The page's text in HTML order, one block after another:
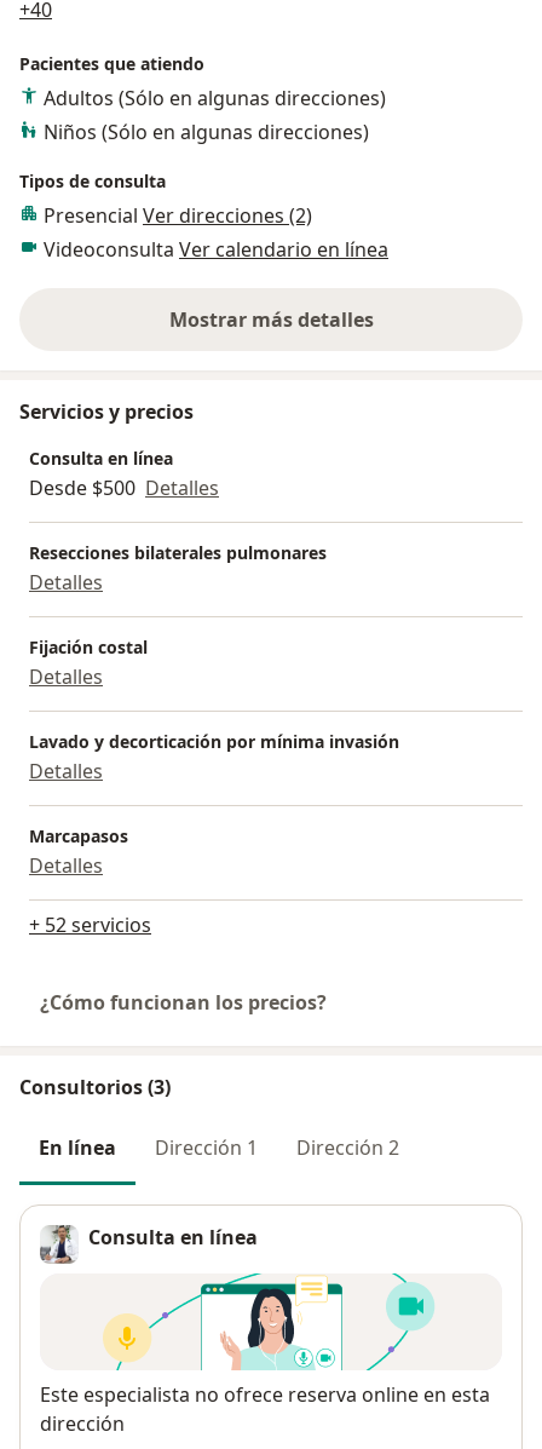
+40a11y_sr_more_diseases
Pacientes que atiendo
Adultos (Sólo en algunas direcciones)
Niños (Sólo en algunas direcciones)
Tipos de consulta
Presencial Ver direcciones (2)
Videoconsulta Ver calendario en línea
Mostrar más detalles
sobre la experiencia
Servicios y precios
Consulta en línea
Desde $500 Detalles
Resecciones bilaterales pulmonares
Detalles
Fijación costal
Detalles
Lavado y decorticación por mínima invasión
Detalles
Marcapasos
Detalles
+ 52 servicios
¿Cómo funcionan los precios?
Consultorios (3)
En línea Dirección 1 Dirección 2
Consulta en línea
Disponibilidad
Este especialista no ofrece reserva online en esta
dirección